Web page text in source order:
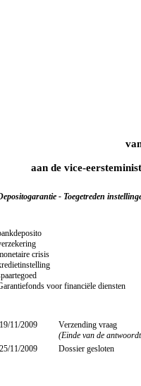
aan de vice-
- Toegetreden
crisis
voor financiële diensten
19/11/2009
Verzending vraag
(Einde van de
25/11/2009
Dossier gesloten